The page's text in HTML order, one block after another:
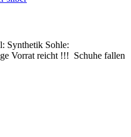
Synthetik Sohle:
Vorrat reicht !!! Schuhe fallen